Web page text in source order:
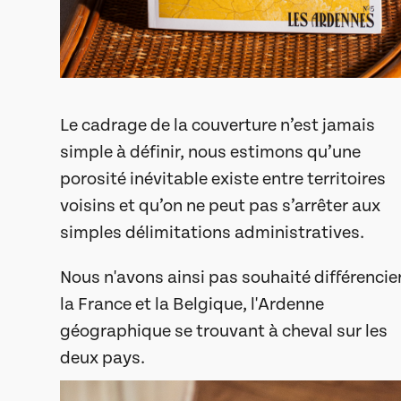
Le cadrage de la couverture n’est jamais
simple à définir, nous estimons qu’une
porosité inévitable existe entre territoires
voisins et qu’on ne peut pas s’arrêter aux
simples délimitations administratives.
Nous n'avons ainsi pas souhaité
la France et la Belgique, l'Ardenne
géographique se trouvant à cheval sur les
deux pays.